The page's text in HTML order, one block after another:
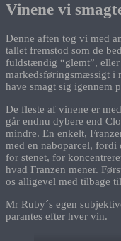
Vinene vi
Denne aften tog vi med
tallet fremstod som de
fuldstændig “glemt”,
markedsføringsmæssigt i
have smagt sig igennem
De fleste af vinene er
går endnu dybere end
mindre. En enkelt,
med en naboparcel, fordi
for stenet, for
hvad Franzen mener.
os alligevel med tilbage
Mr Ruby´s egen
parantes efter hver vin.